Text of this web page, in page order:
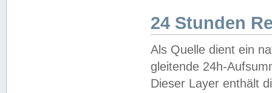
24 Stunden
Als Quelle dient ein
gleitende 24h-
Dieser Layer enthält